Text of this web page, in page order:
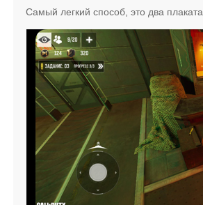
Самый легкий способ, это два плаката.